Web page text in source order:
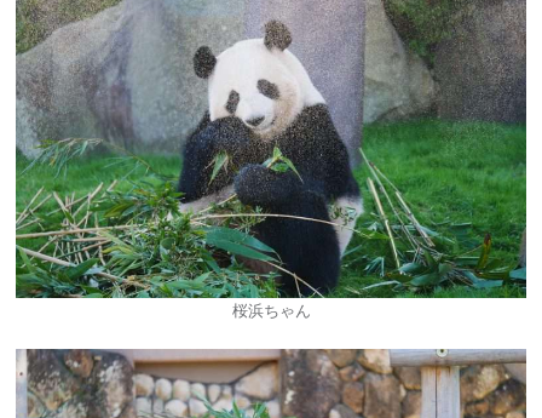
桜浜ちゃん